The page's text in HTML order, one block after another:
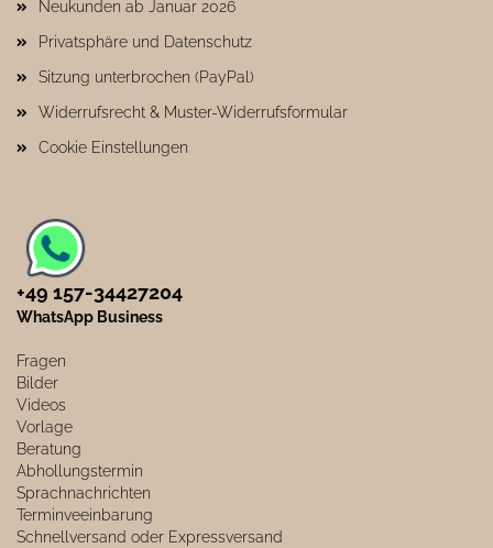
Neukunden ab Januar 2026
Privatsphäre und Datenschutz
Sitzung unterbrochen (PayPal)
Widerrufsrecht & Muster-Widerrufsformular
Cookie Einstellungen
+49 157-34427204​
WhatsApp Business
Fragen
Bilder
Videos
Vorlage
Beratung
Abhollungstermin
Sprachnachrichten
Terminveeinbarung
Schnellversand oder Expressversand